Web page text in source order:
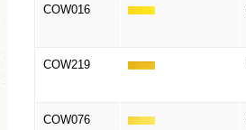
COW016
COW219
COW076